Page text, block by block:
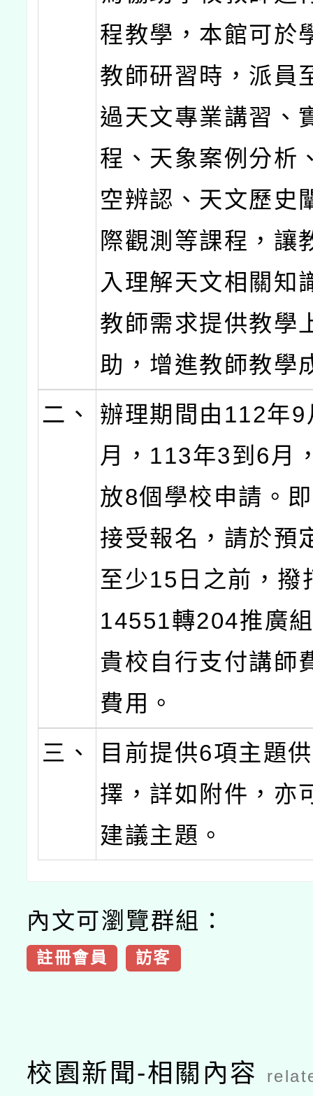
程教學，本館可於
教師研習時，派員
過天文專業講習、
程、天象案例分析
空辨認、天文歷史
際觀測等課程，讓
入理解天文相關知
教師需求提供教學
助，增進教師教學
二、
辦理期間由112年
月，113年3到6月
放8個學校申請。
接受報名，請於預
至少15日之前，撥
14551轉204推廣
貴校自行支付講師
費用。
三、
目前提供6項主題
擇，詳如附件，亦
建議主題。
內文可瀏覽群組：
註冊會員 訪客
校園新聞-相關內容